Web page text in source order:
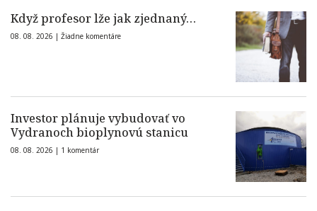
Když profesor lže jak zjednaný…
08. 08. 2026 | Žiadne komentáre
Investor plánuje vybudovať vo
Vydranoch bioplynovú stanicu
08. 08. 2026 | 1 komentár